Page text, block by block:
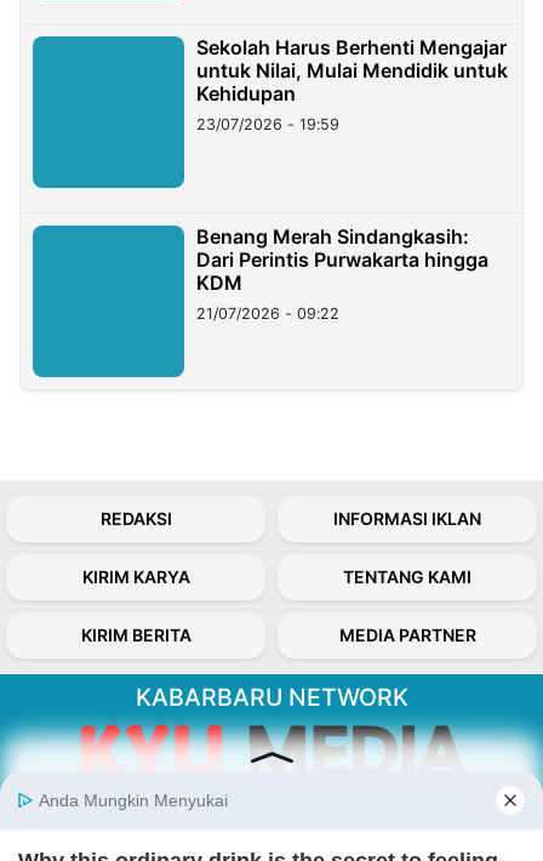
Sekolah Harus Berhenti Mengajar
untuk Nilai, Mulai Mendidik untuk
Kehidupan
23/07/2026 - 19:59
Benang Merah Sindangkasih:
Dari Perintis Purwakarta hingga
KDM
21/07/2026 - 09:22
REDAKSI INFORMASI IKLAN
KIRIM KARYA TENTANG KAMI
KIRIM BERITA MEDIA PARTNER
KABARBARU NETWORK